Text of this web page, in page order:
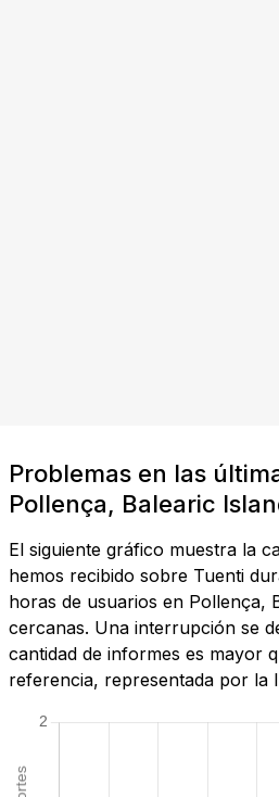
Problemas en las
Pollença, Balearic
El siguiente gráfico muestra la
hemos recibido sobre Tuenti
horas de usuarios en Pollença,
cercanas. Una interrupción se
cantidad de informes es mayor
referencia, representada por la